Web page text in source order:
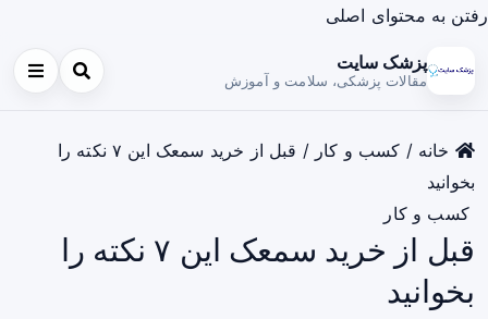
رفتن به محتوای اصلی
پزشک سایت
مقالات پزشکی، سلامت و آموزش
خانه / کسب و کار /
قبل از خرید سمعک این ۷ نکته را
بخوانید
کسب و کار
قبل از خرید سمعک این ۷ نکته را
بخوانید